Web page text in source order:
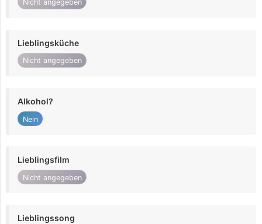
Nicht angegeben
Lieblingsküche
Nicht angegeben
Alkohol?
Nein
Lieblingsfilm
Nicht angegeben
Lieblingssong